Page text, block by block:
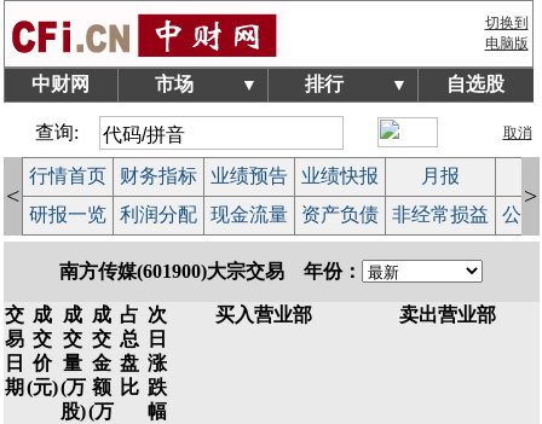
切换到
电脑版
中财网 市场 ▼ 排行 ▼ 自选股
查询: 取消
<
行情首页 财务指标 业绩预告 业绩快报 月报
研报一览
利润分配 现金流量 资产负债 非经常损益 公
>
南方传媒(601900)大宗交易 年份：
交
易
日
期
成
交
价
(元)
成
交
量
(万
股)
成
交
金
额
(万
占
总
盘
比
次
日
涨
跌
幅
买入营业部 卖出营业部